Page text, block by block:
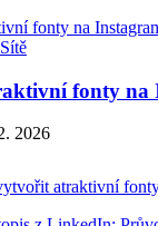
fonty na
2026
atraktivní